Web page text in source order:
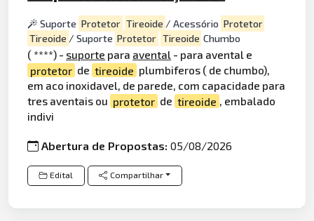
Suporte Protetor Tireoide / Acessório Protetor
Tireoide / Suporte Protetor Tireoide Chumbo
( ****) - suporte para avental - para avental e
protetor de tireoide plumbiferos ( de chumbo),
em aco inoxidavel, de parede, com capacidade para
tres aventais ou protetor de tireoide , embalado
indivi
Abertura de Propostas:05/08/2026
Edital Compartilhar